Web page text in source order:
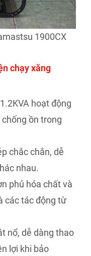
1900CX
chạy xăng
hoạt động
ồn trong
chắc chắn, dễ
nhau.
phủ hóa chất và
các tác động từ
nổ, dễ dàng thao
lợi khi bảo